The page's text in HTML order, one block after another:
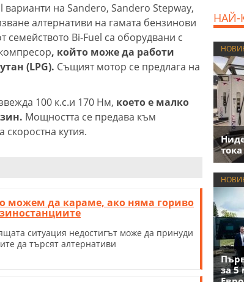
на Sandero, Sandero Stepway,
алтернативи на гамата бензинови
семейството Bi-Fuel са оборудвани с
, който може да работи
(LPG). Същият мотор се предлага на
100 к.с.и 170 Нм, което е малко
Мощността се предава към
кутия.
можем да караме, ако няма гориво
ситуация недостигът може да принуди
да търсят алтернативи
НАЙ-
за 5